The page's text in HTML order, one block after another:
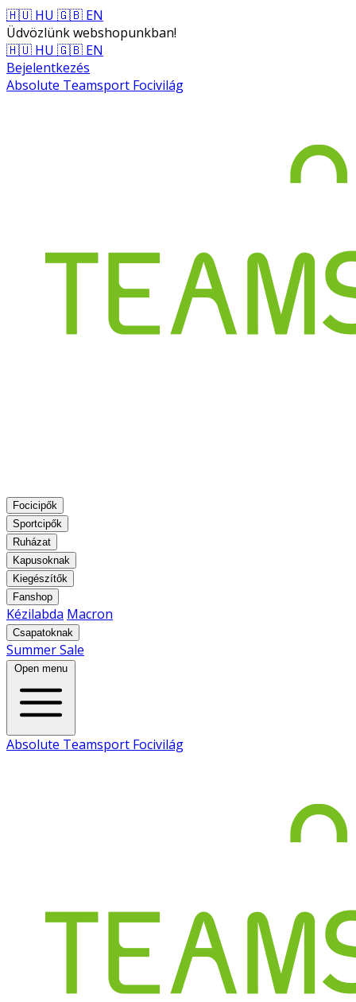
🇭🇺 HU 🇬🇧 EN
Üdvözlünk webshopunkban!
🇭🇺 HU 🇬🇧 EN
Bejelentkezés
Absolute Teamsport Focivilág
Focicipők
Sportcipők
Ruházat
Kapusoknak
Kiegészítők
Fanshop
Kézilabda Macron
Csapatoknak
Summer Sale
Open menu
Absolute Teamsport Focivilág